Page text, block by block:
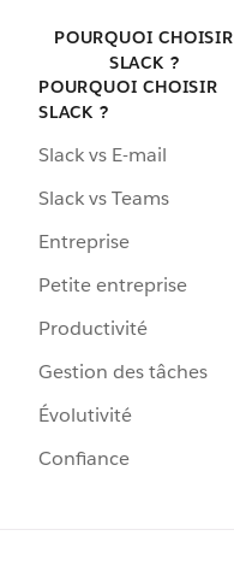
POURQUOI CHOISIR
SLACK ?
POURQUOI CHOISIR
SLACK ?
Slack vs E-mail
Slack vs Teams
Entreprise
Petite entreprise
Productivité
Gestion des tâches
Évolutivité
Confiance